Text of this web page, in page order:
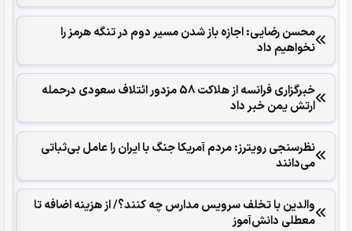
محسن رضایی: اجازه باز شدن مسیر دوم در تنگه هرمز را
نخواهیم داد
خبرگزاری فرانسه از هلاکت 58 مزدور ائتلاف سعودی درحمله
ارتش یمن خبر داد
نظرسنجی رویترز: مردم آمریکا جنگ با ایران را عامل بی‌ثباتی
می‌دانند
والدین با تخلف سرویس مدارس چه کنند؟/ از هزینه اضافه تا
معطلی دانش‌آموز